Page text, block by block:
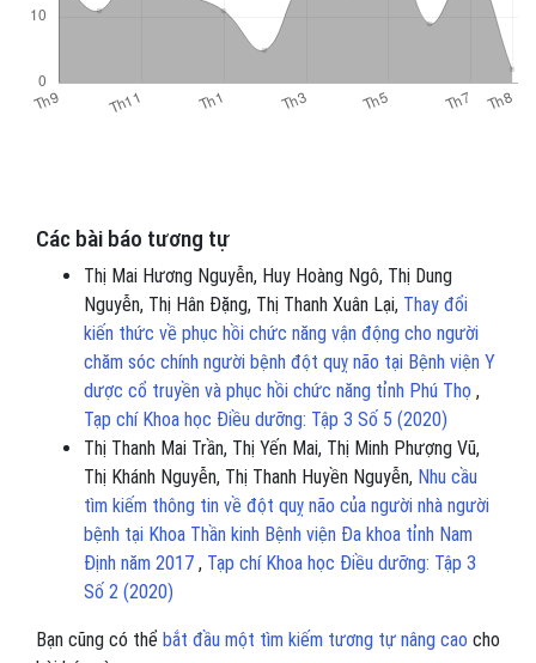
Các bài báo tương tự
Thị Mai Hương Nguyễn, Huy Hoàng Ngô, Thị Dung
Nguyễn, Thị Hân Đặng, Thị Thanh Xuân Lại, Thay đổi
kiến thức về phục hồi chức năng vận động cho người
chăm sóc chính người bệnh đột quỵ não tại Bệnh viện Y
dược cổ truyền và phục hồi chức năng tỉnh Phú Thọ ,
Tạp chí Khoa học Điều dưỡng: Tập 3 Số 5 (2020)
Thị Thanh Mai Trần, Thị Yến Mai, Thị Minh Phượng Vũ,
Thị Khánh Nguyễn, Thị Thanh Huyền Nguyễn, Nhu cầu
tìm kiếm thông tin về đột quỵ não của người nhà người
bệnh tại Khoa Thần kinh Bệnh viện Đa khoa tỉnh Nam
Định năm 2017 , Tạp chí Khoa học Điều dưỡng: Tập 3
Số 2 (2020)
Bạn cũng có thể bắt đầu một tìm kiếm tương tự nâng cao cho